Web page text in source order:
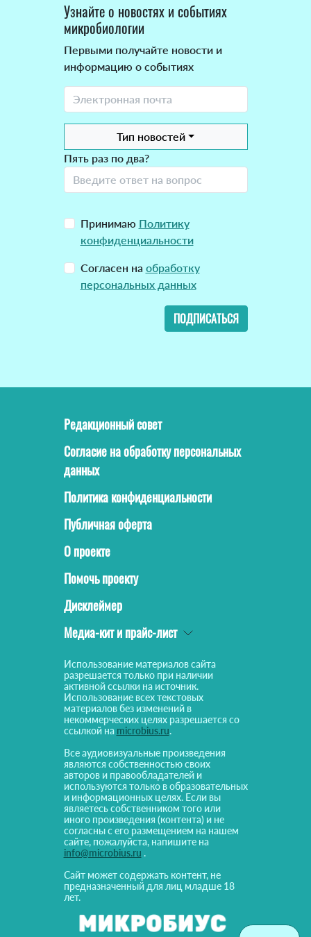
Узнайте о новостях и событиях
микробиологии
Первыми получайте новости и
информацию о событиях
Тип новостей
Пять раз по два?
Принимаю Политику
конфиденциальности
Согласен на обработку
персональных данных
ПОДПИСАТЬСЯ
Редакционный совет
Согласие на обработку персональных
данных
Политика конфиденциальности
Публичная оферта
О проекте
Помочь проекту
Дисклеймер
Медиа-кит и прайс-лист
Использование материалов сайта
разрешается только при наличии
активной ссылки на источник.
Использование всех текстовых
материалов без изменений в
некоммерческих целях разрешается со
ссылкой на microbius.ru.
Все аудиовизуальные произведения
являются собственностью своих
авторов и правообладателей и
используются только в образовательных
и информационных целях. Если вы
являетесь собственником того или
иного произведения (контента) и не
согласны с его размещением на нашем
сайте, пожалуйста, напишите на
info@microbius.ru .
Сайт может содержать контент, не
предназначенный для лиц младше 18
лет.